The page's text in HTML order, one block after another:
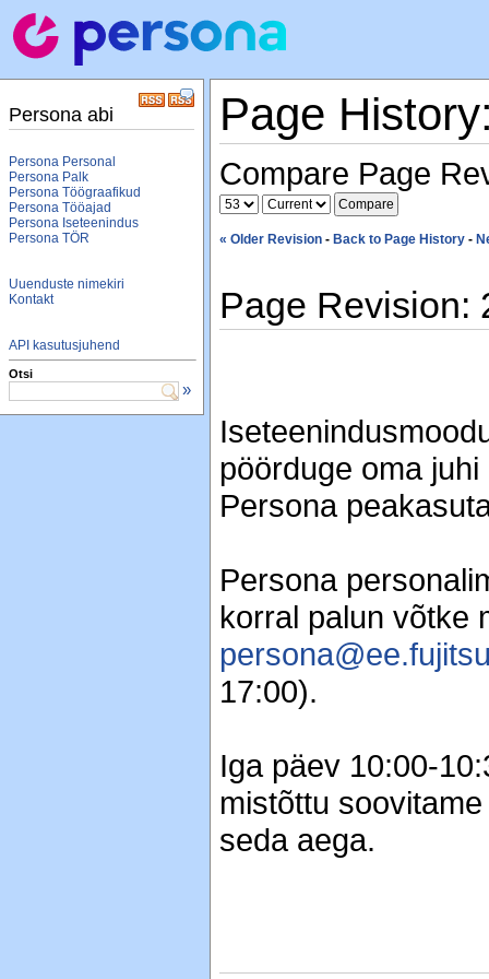
Persona abi
Persona Personal
Persona Palk
Persona Töögraafikud
Persona Tööajad
Persona Iseteenindus
Persona TÖR
Uuenduste nimekiri
Kontakt
API kasutusjuhend
Otsi
»
Page
Compare Page
« Older Revision - Back to Page History -
Page Revision:
pöörduge oma
Persona
Persona
korral palun võtke
17:00).
Iga päev 10:00-
mistõttu
seda aega.